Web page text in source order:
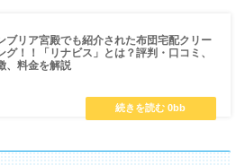
ブリア宮殿でも紹介された布団宅配クリー
グ！！「リナビス」とは？評判・口コミ、
、料金を解説